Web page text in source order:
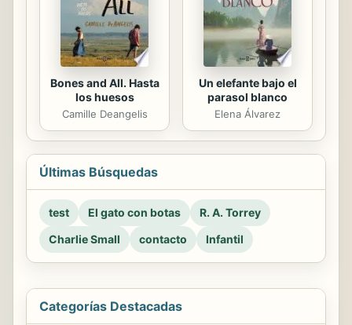
Bones and All. Hasta
los huesos
Camille Deangelis
Un elefante bajo el
parasol blanco
Elena Álvarez
Últimas Búsquedas
test El gato con botas
R. A. Torrey
Charlie Small
contacto Infantil
Categorías Destacadas